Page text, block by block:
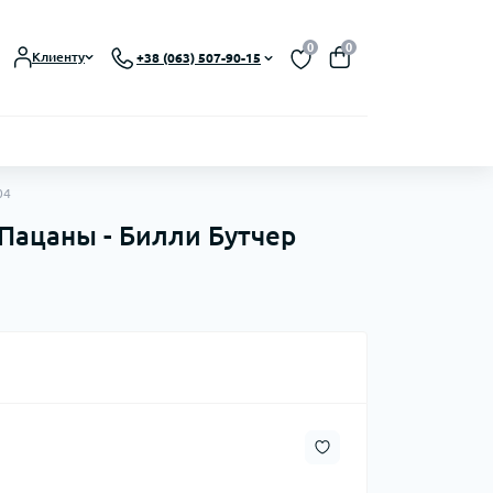
Клиенту +38 (063) 507-90-15
0 0
- Билли Бутчер